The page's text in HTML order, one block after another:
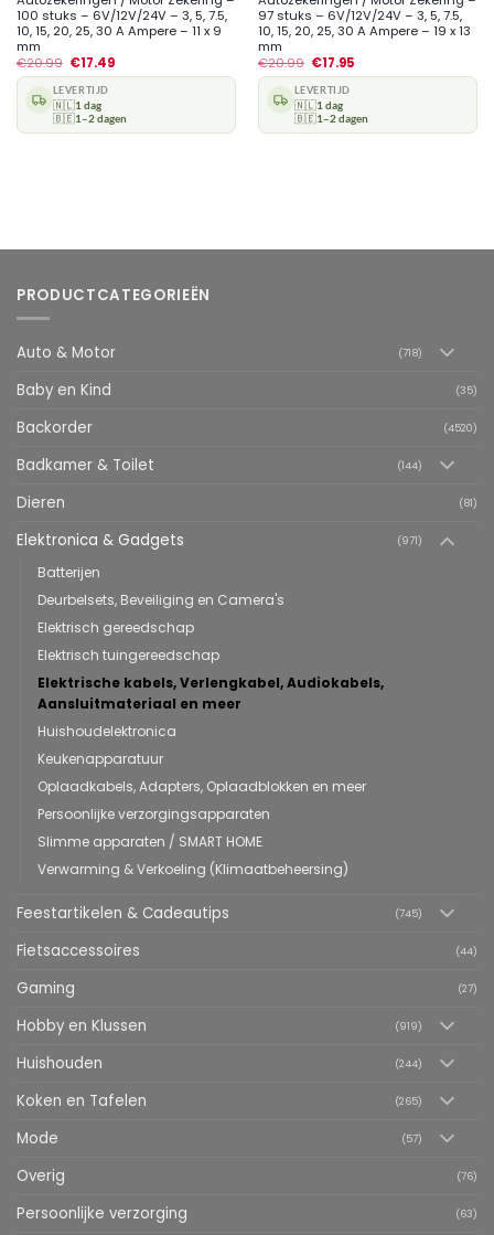
100 stuks – 6V/12V/24V – 3, 5, 7.5,
10, 15, 20, 25, 30 A Ampere – 11 x 9
mm
€20.99 €17.49
LEVERTIJD
🇳🇱1 dag
🇧🇪1–2 dagen
97 stuks – 6V/12V/24V – 3, 5, 7.5,
10, 15, 20, 25, 30 A Ampere – 19 x 13
mm
€20.99 €17.95
LEVERTIJD
🇳🇱1 dag
🇧🇪1–2 dagen
PRODUCTCATEGORIEËN
Auto & Motor (718)
Baby en Kind (35)
Backorder (4520)
Badkamer & Toilet (144)
Dieren (81)
Elektronica & Gadgets (971)
Batterijen
Deurbelsets, Beveiliging en Camera's
Elektrisch gereedschap
Elektrisch tuingereedschap
Elektrische kabels, Verlengkabel, Audiokabels,
Aansluitmateriaal en meer
Huishoudelektronica
Keukenapparatuur
Oplaadkabels, Adapters, Oplaadblokken en meer
Persoonlijke verzorgingsapparaten
Slimme apparaten / SMART HOME
Verwarming & Verkoeling (Klimaatbeheersing)
Feestartikelen & Cadeautips (745)
Fietsaccessoires (44)
Gaming (27)
Hobby en Klussen (919)
Huishouden (244)
Koken en Tafelen (265)
Mode (57)
Overig (76)
Persoonlijke verzorging (63)